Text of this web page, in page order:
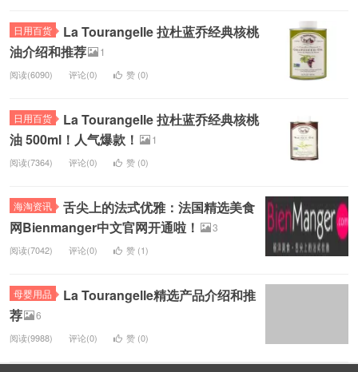
日用百货
La Tourangelle 拉杜蓝乔经典核桃
油介绍和推荐
1
阅读(6090) 评论(0) 赞 (0)
日用百货
La Tourangelle 拉杜蓝乔经典核桃
油 500ml！人气爆款！
1
阅读(7364) 评论(0) 赞 (0)
海淘资讯
舌尖上的法式优雅：法国精选美食
网Bienmanger中文官网开通啦！
3
阅读(7042) 评论(0) 赞 (1)
母婴用品
La Tourangelle精选产品介绍和推
荐
6
阅读(9988) 评论(0) 赞 (0)